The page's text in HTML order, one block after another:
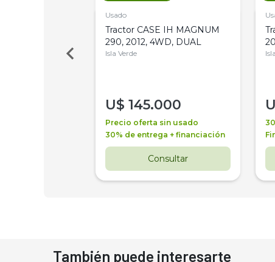
Usado
Tractor CASE IH MAGNUM
290, 2012, 4WD, DUAL
Isla Verde
U$ 145.000
Precio oferta sin usado
30% de entrega + financiación
Consultar
También puede interesarte